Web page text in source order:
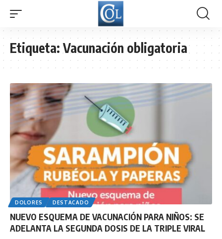
Etiqueta:Vacunación obligatoria
DOLORES DESTACADO
NUEVO ESQUEMA DE VACUNACIÓN PARA NIÑOS: SE
ADELANTA LA SEGUNDA DOSIS DE LA TRIPLE VIRAL